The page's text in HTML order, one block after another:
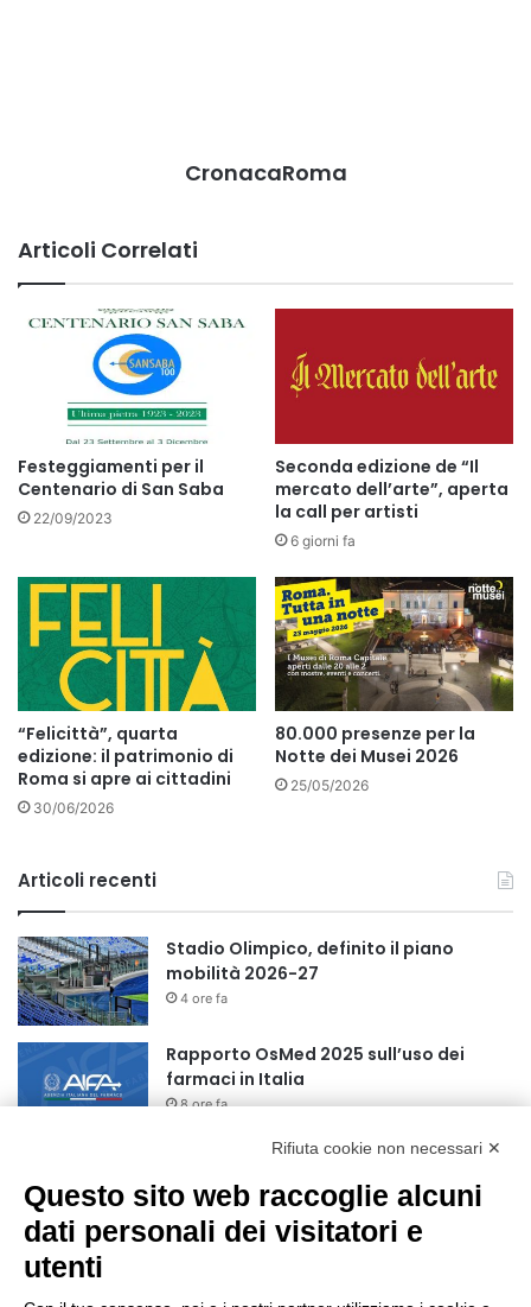
CronacaRoma
Articoli Correlati
Festeggiamenti per il
Centenario di San Saba
22/09/2023
Seconda edizione de “Il
mercato dell’arte”, aperta
la call per artisti
6 giorni fa
“Felicittà”, quarta
edizione: il patrimonio di
Roma si apre ai cittadini
30/06/2026
80.000 presenze per la
Notte dei Musei 2026
25/05/2026
Articoli recenti
Stadio Olimpico, definito il piano
mobilità 2026-27
4 ore fa
Rapporto OsMed 2025 sull’uso dei
farmaci in Italia
8 ore fa
Turismo, a Ferragosto previsti 662 mila
arrivi e 1,7 milioni di presenze
10 ore fa
Rifiuta cookie non necessari ✕
Questo sito web raccoglie alcuni
dati personali dei visitatori e
utenti